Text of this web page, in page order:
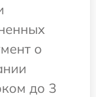
о
до 3